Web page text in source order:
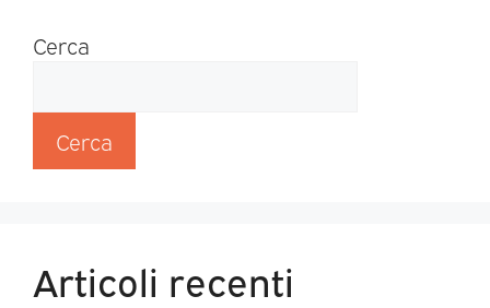
Cerca
Cerca
Articoli recenti